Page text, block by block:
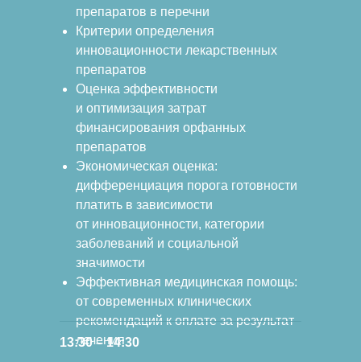
препаратов в перечни
Критерии определения
инновационности лекарственных
препаратов
Оценка эффективности
и оптимизация затрат
финансирования орфанных
препаратов
Экономическая оценка:
дифференциация порога готовности
платить в зависимости
от инновационности, категории
заболеваний и социальной
значимости
Эффективная медицинская помощь:
от современных клинических
рекомендаций к оплате за результат
лечения
13:30 – 14:30